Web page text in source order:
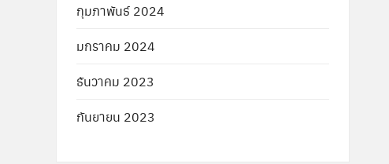
กุมภาพันธ์ 2024
มกราคม 2024
ธันวาคม 2023
กันยายน 2023